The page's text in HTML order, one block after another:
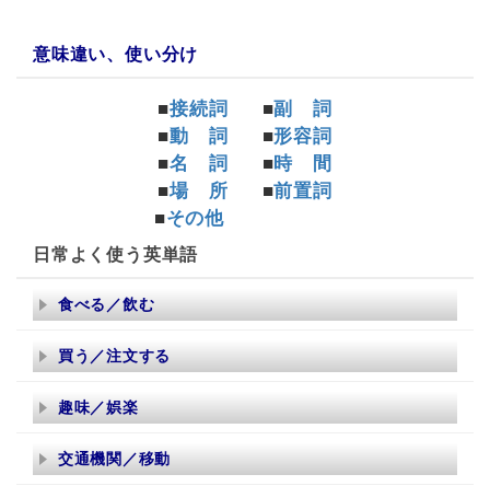
意味違い、使い分け
■接続詞 ■副 詞
■動 詞 ■形容詞
■名 詞 ■時 間
■場 所 ■前置詞
■その他
日常よく使う英単語
食べる／飲む
買う／注文する
趣味／娯楽
交通機関／移動